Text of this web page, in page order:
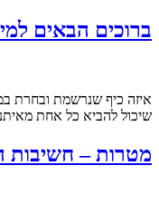
ברוכים הבאים
איזה כיף שנרשמת ובחרת
שיכול להביא כל אחת
מטרות – חשיבות